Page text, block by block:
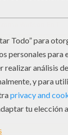
Retrato De Emma Watson Sonriendo